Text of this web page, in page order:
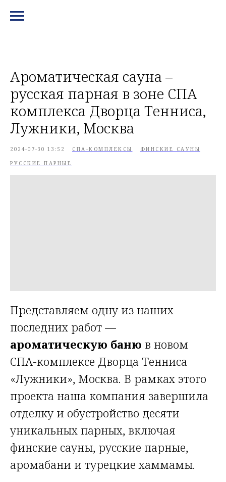
Ароматическая сауна –
русская парная в зоне СПА
комплекса Дворца Тенниса,
Лужники, Москва
2024-07-30 13:52 СПА-КОМПЛЕКСЫ
ФИНСКИЕ САУНЫ
РУССКИЕ ПАРНЫЕ
Представляем одну из наших
последних работ —
ароматическую баню в новом
СПА-комплексе Дворца Тенниса
«Лужники», Москва. В рамках этого
проекта наша компания завершила
отделку и обустройство десяти
уникальных парных, включая
финские сауны, русские парные,
аромабани и турецкие хаммамы.